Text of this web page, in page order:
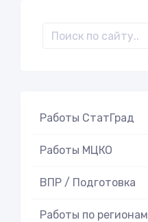
Работы СтатГрад
Работы МЦКО
ВПР / Подготовка
Работы по регионам